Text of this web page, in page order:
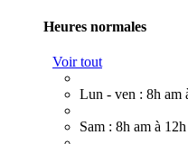
Heures normales
Voir tout
Lun - ven : 8h am
Sam : 8h am à